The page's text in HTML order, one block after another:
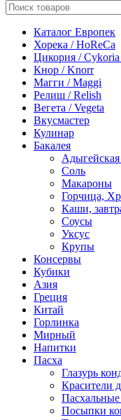
Каталог Европек
Хорека / HoReCa
Цикория / Cykoria
Кнор / Knorr
Магги / Maggi
Релиш / Relish
Вегета / Vegeta
Вкусмастер
Кулинар
Бакалея
Адыгейская
Соль
Макароны
Горчица,
Каши,
Соусы
Уксус
Крупы
Консервы
Кубики
Азия
Греция
Китай
Горлинка
Мирный
Напитки
Пасха
Глазурь
Красители
Посыпки